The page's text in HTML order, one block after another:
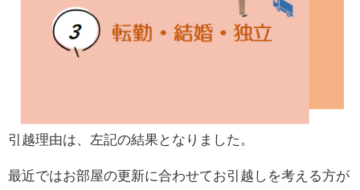
引越理由は、左記の結果となりました。
最近ではお部屋の更新に合わせてお引越しを考える方が